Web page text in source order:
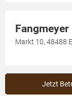
Fangmeyer
Markt 10, 48488
Jetzt